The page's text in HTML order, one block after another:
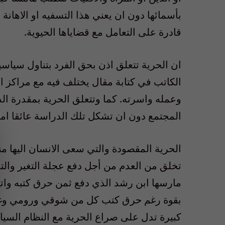
بأسمائها دون ان يعني هذا التسفيه او
قادرة على التعامل مع قضاياها الحيوية.
ان الحرية تتعلق اذن بحق الفرد بتناول
الكاتب في كتابة مقال يختلف فيه مع
وعمله واسرته. كما وتتعلق الحرية
المجتمع دون ان تشكل تلك الدراسة عائقا
الحرية المقصودة والتي سعى الانسان اليها منذ
تخلق من العدم من أجل دفع عجلة التغير
مارسها ابن رشد الذي دفع ثمن حرق كتبه
بقوة رغم حرق كتب كل من شوقي ورومي
كبيرة تدل على صراع الحرية مع النظام